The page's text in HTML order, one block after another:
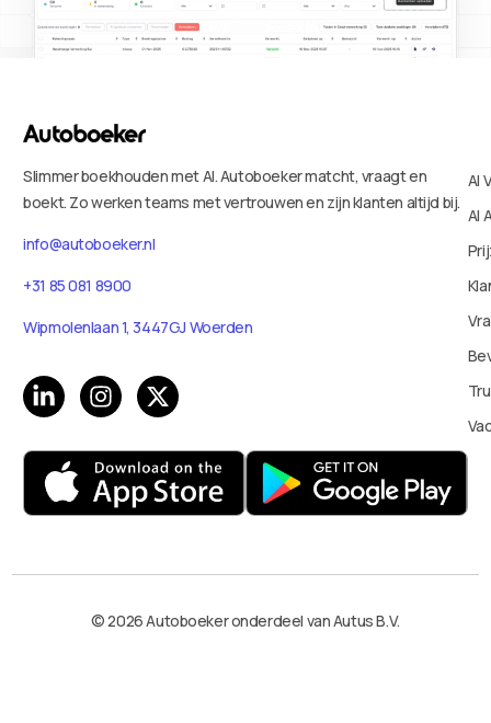
Slimmer boekhouden met AI. Autoboeker matcht, vraagt en
boekt. Zo werken teams met vertrouwen en zijn klanten altijd bij.
info@autoboeker.nl
+31 85 081 8900
Wipmolenlaan 1, 3447GJ Woerden
AI
AI
© 2026 Autoboeker onderdeel van Autus B.V.